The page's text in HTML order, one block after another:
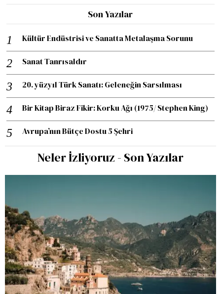
Son Yazılar
Kültür Endüstrisi ve Sanatta Metalaşma Sorunu
Sanat Tanrısaldır
20. yüzyıl Türk Sanatı: Geleneğin Sarsılması
Bir Kitap Biraz Fikir: Korku Ağı (1975/ Stephen King)
Avrupa’nın Bütçe Dostu 5 Şehri
Neler İzliyoruz - Son Yazılar